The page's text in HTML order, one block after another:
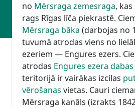
no Mērsraga zemesraga,
rags Rīgas līča piekrastē.
Mērsraga bāka (darbojas no
tuvumā atrodas viens no
ezeriem — Engures ezers.
atrodas Engures ezera
teritorijā ir vairākas izcilas
vērošanas vietas. Cauri
Mērsraga kanāls (izrakts